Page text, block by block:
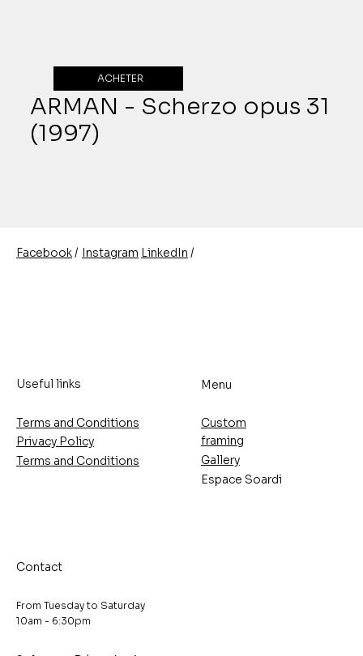
ARMAN - Scherzo opus 31
(1997)
ACHETER
Facebook/ Instagram /
LinkedIn
Useful links
Terms and Conditions
Terms and Conditions
Privacy Policy
Menu
Custom
framing
Gallery
Espace Soardi
Contact
From Tuesday to Saturday
10am - 6:30pm